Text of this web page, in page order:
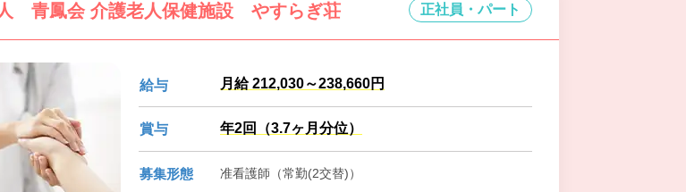
青鳳会 介護老人保健施設 やすらぎ荘 正社員・パート
給与 月給 212,030～238,660円
賞与 年2回（3.7ヶ月分位）
募集形態 准看護師（常勤(2交替)）